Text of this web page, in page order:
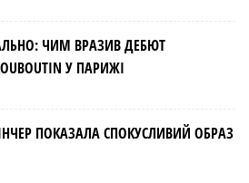
ЧИМ ВРАЗИВ ДЕБЮТ
У ПАРИЖІ
ПОКАЗАЛА СПОКУСЛИВИЙ ОБРАЗ